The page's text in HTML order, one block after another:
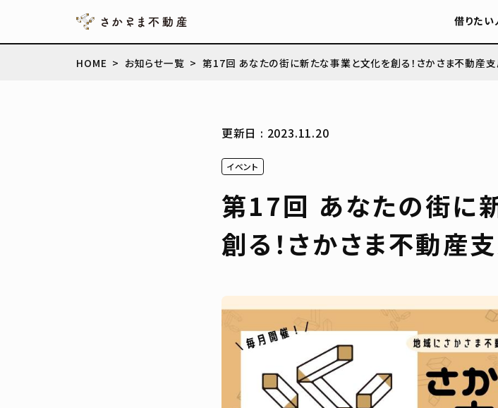
借りたい
HOME お知らせ一覧 第17回 あなたの街に新たな事業と文化を創る！さかさま不動産
更新日 : 2023.11.20
イベント
第17回 あなたの街に
創る！さかさま不動産